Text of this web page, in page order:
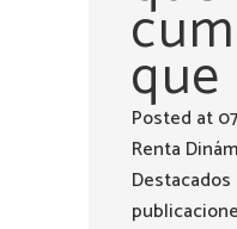
Posted at
Renta
Destacados